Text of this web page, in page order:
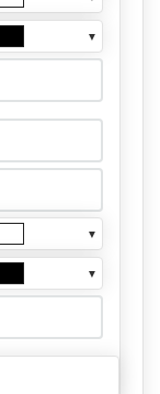
▼
▼
▼